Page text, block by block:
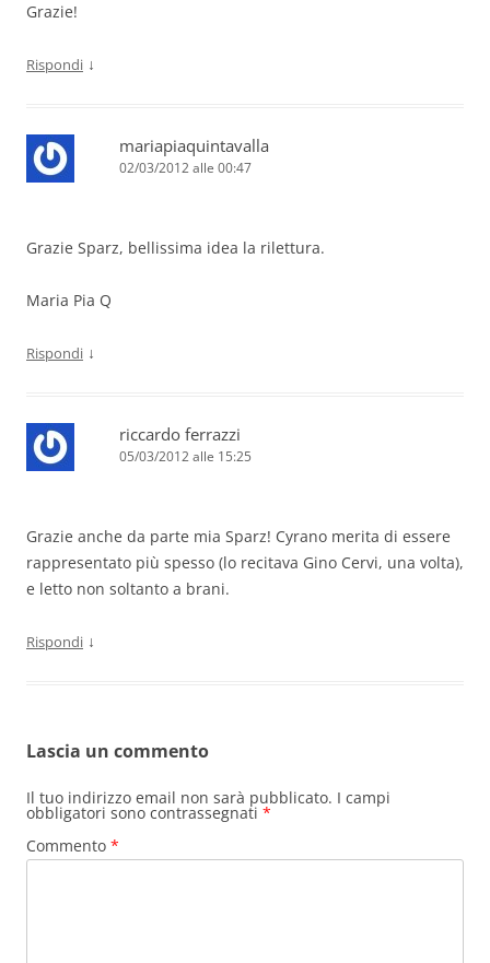
Grazie!
Rispondi ↓
mariapiaquintavalla
02/03/2012 alle 00:47
Grazie Sparz, bellissima idea la rilettura.
Maria Pia Q
Rispondi ↓
riccardo ferrazzi
05/03/2012 alle 15:25
Grazie anche da parte mia Sparz! Cyrano merita di essere
rappresentato più spesso (lo recitava Gino Cervi, una volta),
e letto non soltanto a brani.
Rispondi ↓
Lascia un commento
Il tuo indirizzo email non sarà pubblicato. I campi
obbligatori sono contrassegnati *
Commento *